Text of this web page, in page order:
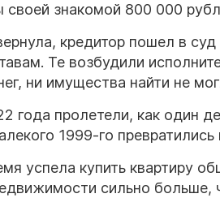
знакомой 800 000
кредитор пошел в
Те возбудили
ни имущества найти не
года пролетели, как один
1999-го
успела купить квартиру
сильно